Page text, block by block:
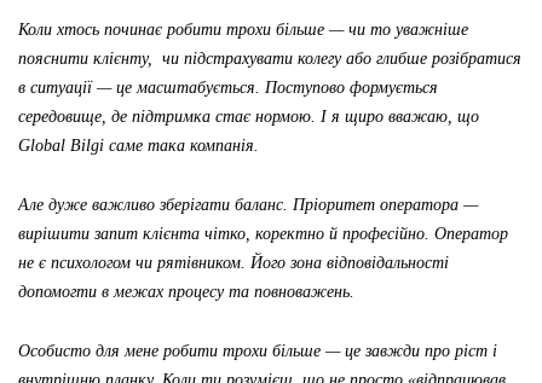
Коли хтось починає робити трохи більше — чи то уважніше
пояснити клієнту, чи підстрахувати колегу або глибше розібратися
в ситуації — це масштабується. Поступово формується
середовище, де підтримка стає нормою. І я щиро вважаю, що
Global Bilgi саме така компанія.
Але дуже важливо зберігати баланс. Пріоритет оператора —
вирішити запит клієнта чітко, коректно й професійно. Оператор
не є психологом чи рятівником. Його зона відповідальності
допомогти в межах процесу та повноважень.
Особисто для мене робити трохи більше — це завжди про ріст і